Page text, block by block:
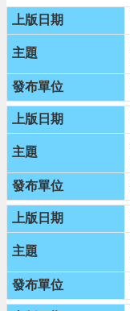
訊
機
關
通
訊
錄
相
關
資
料
回
首
頁
網
站